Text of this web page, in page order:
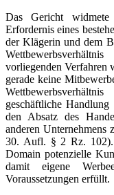
Das Gericht
Erfordernis eines
der Klägerin und dem
vorliegenden Verfahren
gerade keine
geschäftliche
den Absatz des
anderen
30. Aufl. § 2 Rz. 102).
Domain potenzielle
damit eigene
Voraussetzungen erfüllt.